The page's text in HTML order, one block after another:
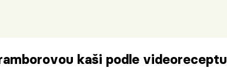
kaši podle videoreceptu